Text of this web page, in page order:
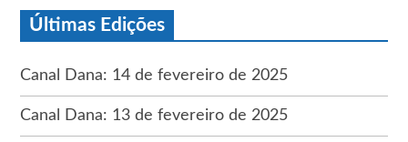
Últimas Edições
Canal Dana: 14 de fevereiro de 2025
Canal Dana: 13 de fevereiro de 2025